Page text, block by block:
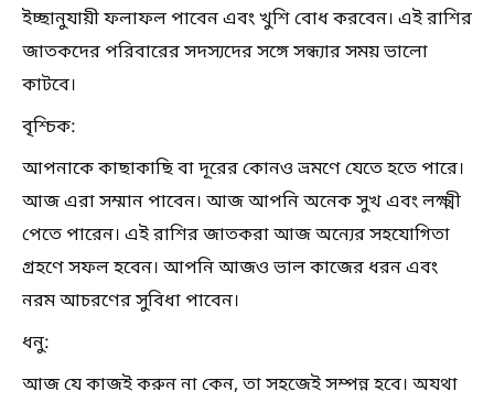
ইচ্ছানুযায়ী ফলাফল পাবেন এবং খুশি বোধ করবেন। এই রাশির
জাতকদের পরিবারের সদস্যদের সঙ্গে সন্ধ্যার সময় ভালো
কাটবে।
বৃশ্চিক:
আপনাকে কাছাকাছি বা দূরের কোনও ভ্রমণে যেতে হতে পারে।
আজ এরা সম্মান পাবেন। আজ আপনি অনেক সুখ এবং লক্ষ্মী
পেতে পারেন। এই রাশির জাতকরা আজ অন্যের সহযোগিতা
গ্রহণে সফল হবেন। আপনি আজও ভাল কাজের ধরন এবং
নরম আচরণের সুবিধা পাবেন।
ধনু:
আজ যে কাজই করুন না কেন, তা সহজেই সম্পন্ন হবে। অযথা